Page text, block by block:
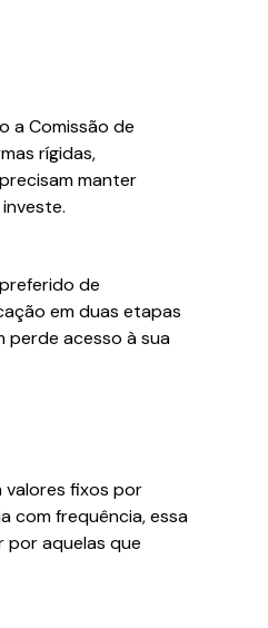
a Comissão de
rígidas,
manter
de
em duas etapas
perde acesso à sua
valores fixos por
com frequência, essa
aquelas que